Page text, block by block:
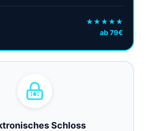
★★★★★
ab 79€
Schloss